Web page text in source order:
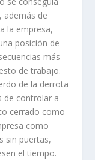
además de
la empresa,
posición de
más
de trabajo.
de la derrota
de controlar a
cerrado como
como
sin puertas,
el tiempo.